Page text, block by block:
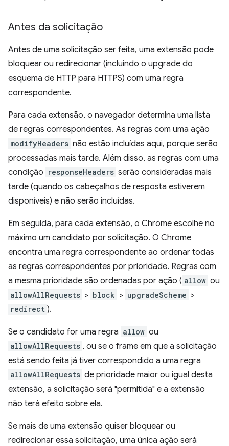
Antes da solicitação
Antes de uma solicitação ser feita, uma extensão pode
bloquear ou redirecionar (incluindo o upgrade do
esquema de HTTP para HTTPS) com uma regra
correspondente.
Para cada extensão, o navegador determina uma lista
de regras correspondentes. As regras com uma ação
modifyHeaders não estão incluídas aqui, porque serão
processadas mais tarde. Além disso, as regras com uma
condição responseHeaders serão consideradas mais
tarde (quando os cabeçalhos de resposta estiverem
disponíveis) e não serão incluídas.
Em seguida, para cada extensão, o Chrome escolhe no
máximo um candidato por solicitação. O Chrome
encontra uma regra correspondente ao ordenar todas
as regras correspondentes por prioridade. Regras com
a mesma prioridade são ordenadas por ação ( allow ou
allowAllRequests > block > upgradeScheme >
redirect ).
Se o candidato for uma regra allow ou
allowAllRequests , ou se o frame em que a solicitação
está sendo feita já tiver correspondido a uma regra
allowAllRequests de prioridade maior ou igual desta
extensão, a solicitação será "permitida" e a extensão
não terá efeito sobre ela.
Se mais de uma extensão quiser bloquear ou
redirecionar essa solicitação, uma única ação será